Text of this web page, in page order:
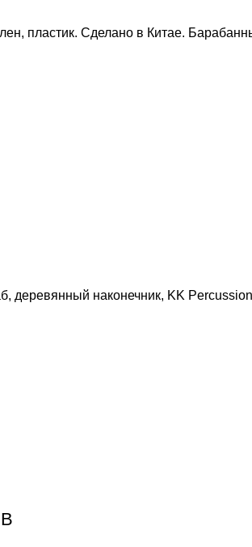
пластик. Сделано в Китае.
деревянный наконечник, KK